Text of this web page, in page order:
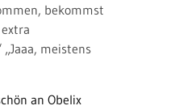
bekommst
meistens
an Obelix